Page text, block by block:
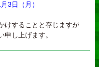
3日（月）
けすることと存じますが
し上げます。